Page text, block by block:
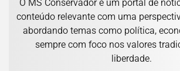
O MS Conservador é um portal de
conteúdo relevante com uma
abordando temas como política,
sempre com foco nos valores
liberdade.